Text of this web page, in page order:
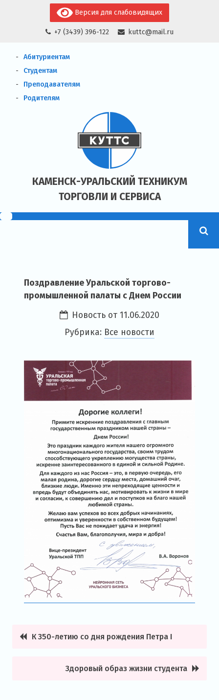
+7 (3439) 396-122 kuttc@mail.ru
Версия для слабовидящих
КАМЕНСК-УРАЛЬСКИЙ ТЕХНИКУМ
ТОРГОВЛИ И СЕРВИСА
Абитуриентам
Студентам
Преподавателям
Родителям
Поздравление Уральской торгово-
промышленной палаты с Днем России
Новость от11.06.2020
Рубрика: Все новости
Навигация
К 350-летию со дня рождения Петра I
Здоровый образ жизни студента